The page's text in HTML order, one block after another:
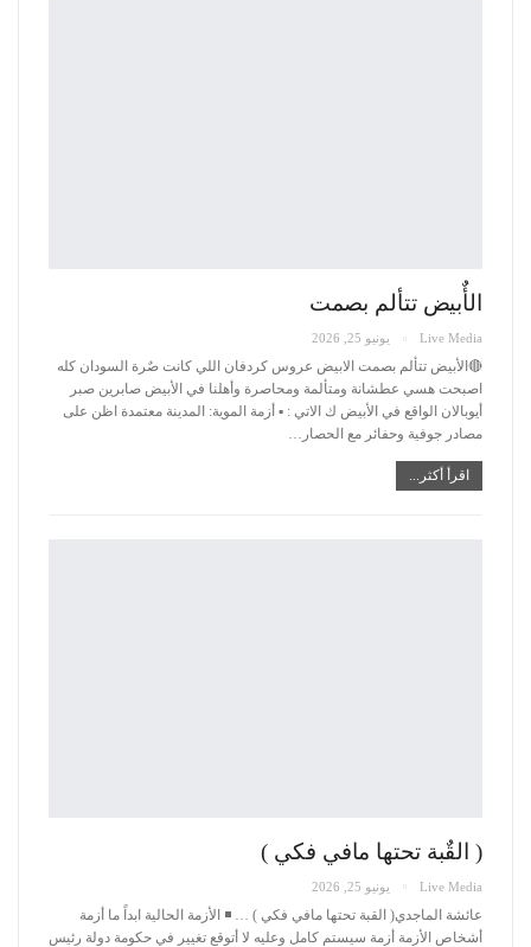
الأٌبيض تتألم بصمت
Live Media يونيو 25, 2026
🔴الأبيض تتألم بصمت الابيض عروس كردفان اللي كانت صٌرة السودان كله
اصبحت هسي عطشانة ومتألمة ومحاصرة وأهلنا في الأبيض صابرين صبر
أيوبالان الواقع في الأبيض ك الاتي : ▪️ أزمة الموية: المدينة معتمدة اظن على
مصادر جوفية وحفائر مع الحصار …
اقرأ أكثر...
( القٌبة تحتها مافي فكي )
Live Media يونيو 25, 2026
عائشة الماجدي( القبة تحتها مافي فكي ) … ◾️ الأزمة الحالية ابداً ما أزمة
أشخاص الأزمة أزمة سيستم كامل وعليه لا أتوقع تغيير في حكومة دولة رئيس